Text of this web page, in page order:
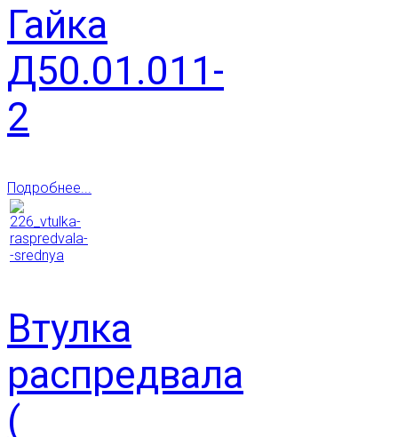
Гайка
Д50.01.011-
2
Подробнее...
Втулка
распредвала
(